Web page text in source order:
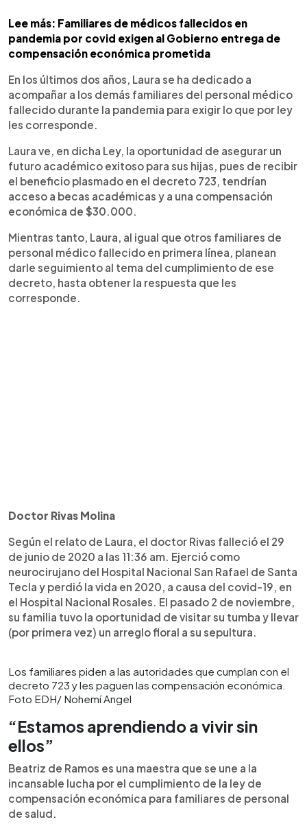
Lee más: Familiares de médicos fallecidos en
pandemia por covid exigen al Gobierno entrega de
compensación económica prometida
En los últimos dos años, Laura se ha dedicado a
acompañar a los demás familiares del personal médico
fallecido durante la pandemia para exigir lo que por ley
les corresponde.
Laura ve, en dicha Ley, la oportunidad de asegurar un
futuro académico exitoso para sus hijas, pues de recibir
el beneficio plasmado en el decreto 723, tendrían
acceso a becas académicas y a una compensación
económica de $30.000.
Mientras tanto, Laura, al igual que otros familiares de
personal médico fallecido en primera línea, planean
darle seguimiento al tema del cumplimiento de ese
decreto, hasta obtener la respuesta que les
corresponde.
Doctor Rivas Molina
Según el relato de Laura, el doctor Rivas falleció el 29
de junio de 2020 a las 11:36 am. Ejerció como
neurocirujano del Hospital Nacional San Rafael de Santa
Tecla y perdió la vida en 2020, a causa del covid-19, en
el Hospital Nacional Rosales. El pasado 2 de noviembre,
su familia tuvo la oportunidad de visitar su tumba y llevar
(por primera vez) un arreglo floral a su sepultura.
Los familiares piden a las autoridades que cumplan con el
decreto 723 y les paguen las compensación económica.
Foto EDH/ Nohemí Angel
“Estamos aprendiendo a vivir sin
ellos”
Beatriz de Ramos es una maestra que se une a la
incansable lucha por el cumplimiento de la ley de
compensación económica para familiares de personal
de salud.